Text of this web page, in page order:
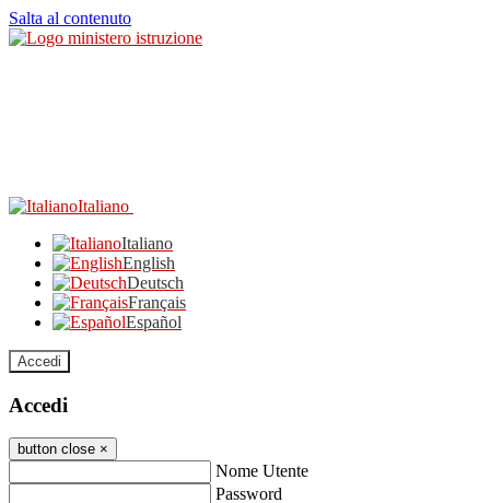
Salta al contenuto
Italiano
Italiano
English
Deutsch
Français
Español
Accedi
Accedi
button close ×
Nome Utente
Password